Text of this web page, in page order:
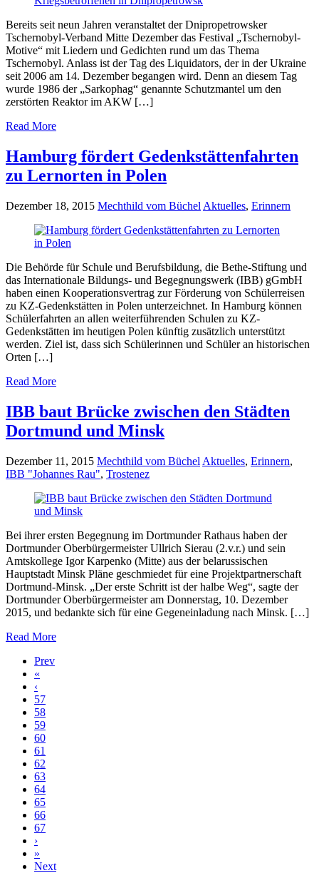
Bereits seit neun Jahren veranstaltet der Dnipropetrowsker
Tschernobyl-Verband Mitte Dezember das Festival „Tschernobyl-
Motive“ mit Liedern und Gedichten rund um das Thema
Tschernobyl. Anlass ist der Tag des Liquidators, der in der Ukraine
seit 2006 am 14. Dezember begangen wird. Denn an diesem Tag
wurde 1986 der „Sarkophag“ genannte Schutzmantel um den
zerstörten Reaktor im AKW […]
Read More
Hamburg fördert Gedenkstättenfahrten
zu Lernorten in Polen
Dezember 18, 2015 Mechthild vom Büchel Aktuelles, Erinnern
Die Behörde für Schule und Berufsbildung, die Bethe-Stiftung und
das Internationale Bildungs- und Begegnungswerk (IBB) gGmbH
haben einen Kooperationsvertrag zur Förderung von Schülerreisen
zu KZ-Gedenkstätten in Polen unterzeichnet. In Hamburg können
Schülerfahrten an allen weiterführenden Schulen zu KZ-
Gedenkstätten im heutigen Polen künftig zusätzlich unterstützt
werden. Ziel ist, dass sich Schülerinnen und Schüler an historischen
Orten […]
Read More
IBB baut Brücke zwischen den Städten
Dortmund und Minsk
Dezember 11, 2015 Mechthild vom Büchel Aktuelles, Erinnern,
IBB "Johannes Rau", Trostenez
Bei ihrer ersten Begegnung im Dortmunder Rathaus haben der
Dortmunder Oberbürgermeister Ullrich Sierau (2.v.r.) und sein
Amtskollege Igor Karpenko (Mitte) aus der belarussischen
Hauptstadt Minsk Pläne geschmiedet für eine Projektpartnerschaft
Dortmund-Minsk. „Der erste Schritt ist der halbe Weg“, sagte der
Dortmunder Oberbürgermeister am Donnerstag, 10. Dezember
2015, und bedankte sich für eine Gegeneinladung nach Minsk. […]
Read More
Prev
«
‹
57
58
59
60
61
62
63
64
65
66
67
›
»
Next